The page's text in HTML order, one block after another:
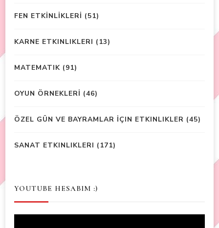
FEN ETKİNLİKLERİ (51)
KARNE ETKINLIKLERI (13)
MATEMATIK (91)
OYUN ÖRNEKLERİ (46)
ÖZEL GÜN VE BAYRAMLAR İÇIN ETKINLIKLER (45)
SANAT ETKINLIKLERI (171)
YOUTUBE HESABIM :)